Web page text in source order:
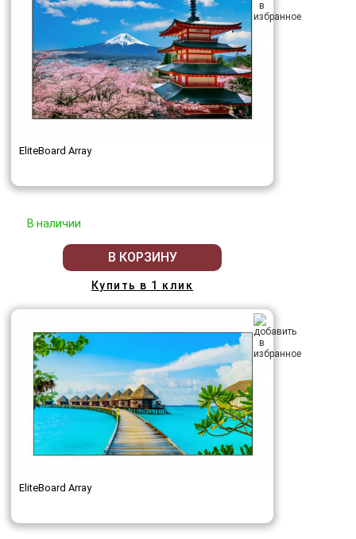
EliteBoard Array
В наличии
В КОРЗИНУ
Купить в 1 клик
EliteBoard Array